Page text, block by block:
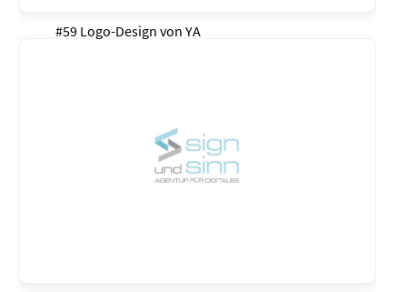
#59 Logo-Design von YA